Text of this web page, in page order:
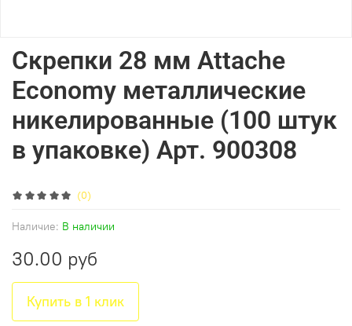
(0)
Наличие: В наличии
Скрепки 28 мм Attache
Economy металлические
никелированные (100 штук
в упаковке) Арт. 900308
30.00 руб
Купить в 1 клик